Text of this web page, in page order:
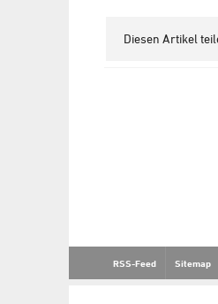
Diesen Artikel
RSS-Feed Sitemap